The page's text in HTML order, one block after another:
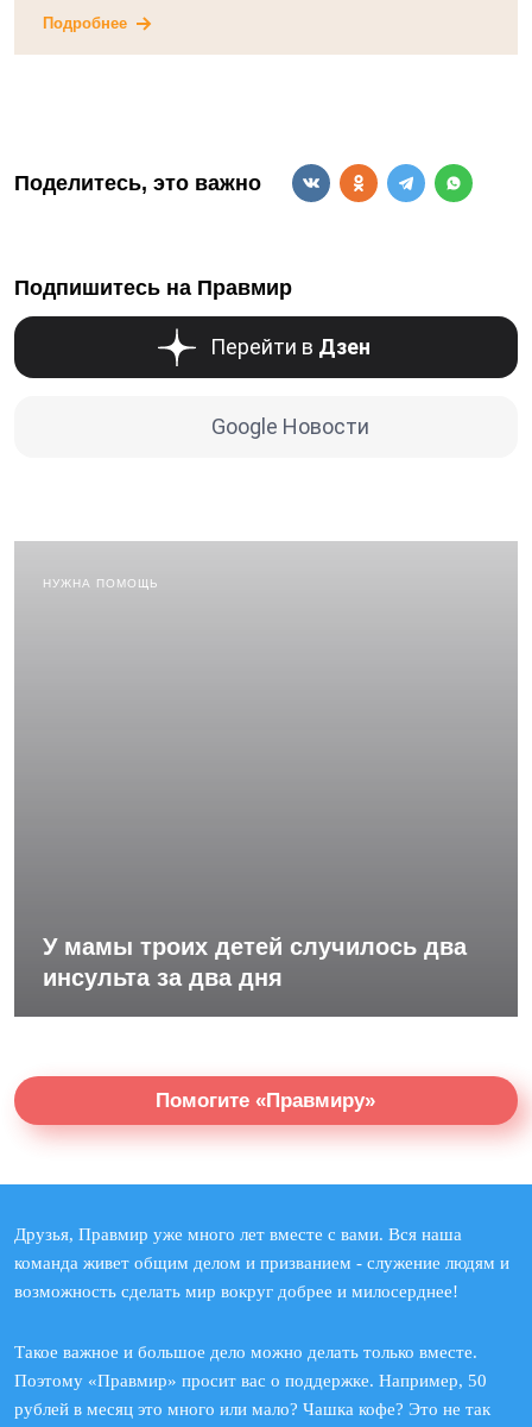
Подробнее
Поделитесь, это важно
Подпишитесь на Правмир
Перейти в Дзен
Google Новости
НУЖНА ПОМОЩЬ
У мамы троих детей случилось два
инсульта за два дня
Помогите «Правмиру»
Друзья, Правмир уже много лет вместе с вами. Вся наша
команда живет общим делом и призванием - служение людям и
возможность сделать мир вокруг добрее и милосерднее!
Такое важное и большое дело можно делать только вместе.
Поэтому «Правмир» просит вас о поддержке. Например, 50
рублей в месяц это много или мало? Чашка кофе? Это не так